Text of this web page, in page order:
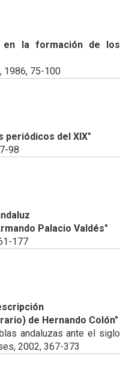
en la formación de los
1986, 75-100
periódicos del XIX"
98
Palacio Valdés"
177
de Hernando Colón"
andaluzas ante el siglo
2002, 367-373